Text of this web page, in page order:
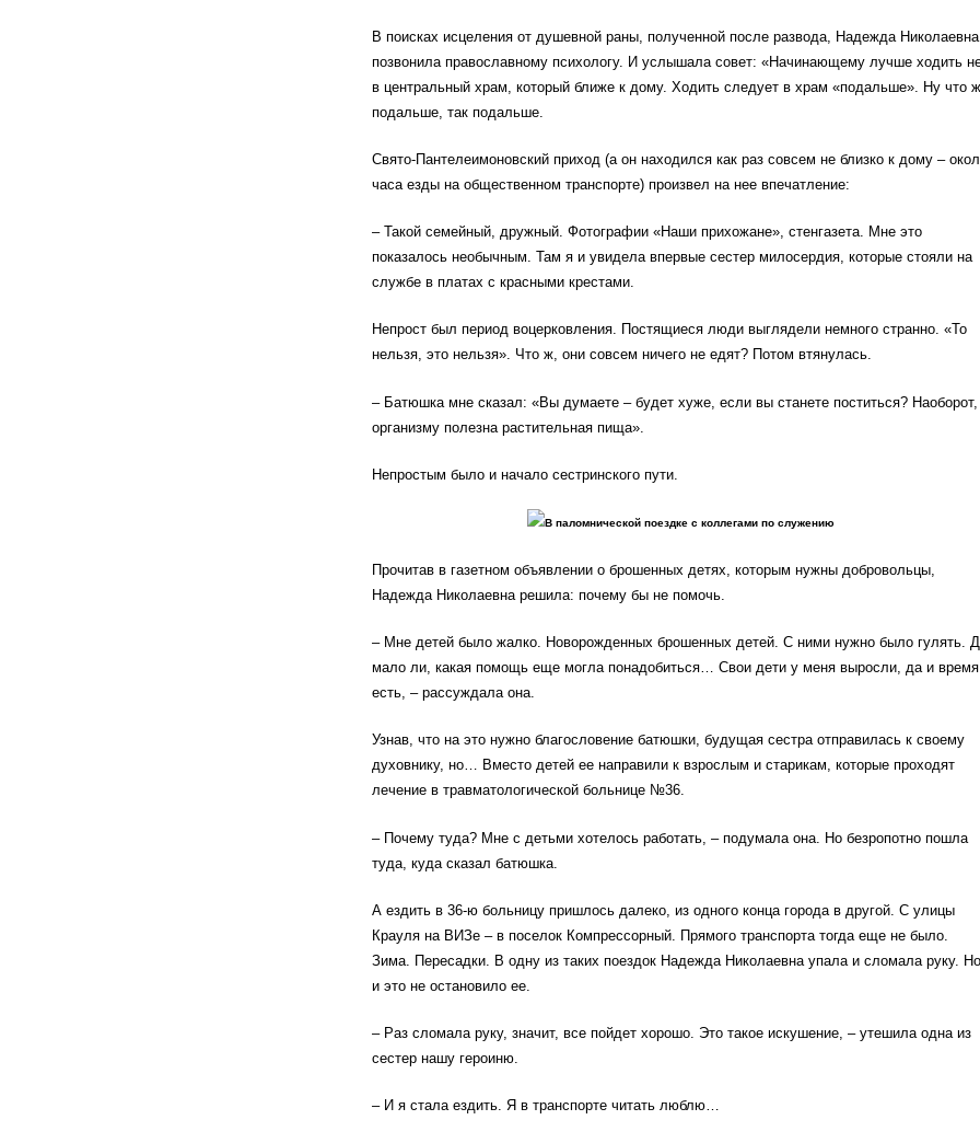
В поисках исцеления от душевной раны, полученной после развода, Надежда Николаевна
позвонила православному психологу. И услышала совет: «Начинающему лучше ходить
в центральный храм, который ближе к дому. Ходить следует в храм «подальше». Ну что
подальше, так подальше.
Свято-Пантелеимоновский приход (а он находился как раз совсем не близко к дому –
часа езды на общественном транспорте) произвел на нее впечатление:
– Такой семейный, дружный. Фотографии «Наши прихожане», стенгазета. Мне это
показалось необычным. Там я и увидела впервые сестер милосердия, которые стояли на
службе в платах с красными крестами.
Непрост был период воцерковления. Постящиеся люди выглядели немного странно. «То
нельзя, это нельзя». Что ж, они совсем ничего не едят? Потом втянулась.
– Батюшка мне сказал: «Вы думаете – будет хуже, если вы станете поститься? Наоборот,
организму полезна растительная пища».
Непростым было и начало сестринского пути.
В паломнической поездке с коллегами по служению
Прочитав в газетном объявлении о брошенных детях, которым нужны добровольцы,
Надежда Николаевна решила: почему бы не помочь.
– Мне детей было жалко. Новорожденных брошенных детей. С ними нужно было гулять.
мало ли, какая помощь еще могла понадобиться… Свои дети у меня выросли, да и время
есть, – рассуждала она.
Узнав, что на это нужно благословение батюшки, будущая сестра отправилась к своему
духовнику, но… Вместо детей ее направили к взрослым и старикам, которые проходят
лечение в травматологической больнице №36.
– Почему туда? Мне с детьми хотелось работать, – подумала она. Но безропотно пошла
туда, куда сказал батюшка.
А ездить в 36-ю больницу пришлось далеко, из одного конца города в другой. С улицы
Крауля на ВИЗе – в поселок Компрессорный. Прямого транспорта тогда еще не было.
Зима. Пересадки. В одну из таких поездок Надежда Николаевна упала и сломала руку. Но
и это не остановило ее.
– Раз сломала руку, значит, все пойдет хорошо. Это такое искушение, – утешила одна из
сестер нашу героиню.
– И я стала ездить. Я в транспорте читать люблю…